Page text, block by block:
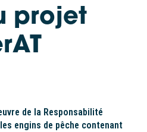
projet
de la Responsabilité
engins de pêche contenant